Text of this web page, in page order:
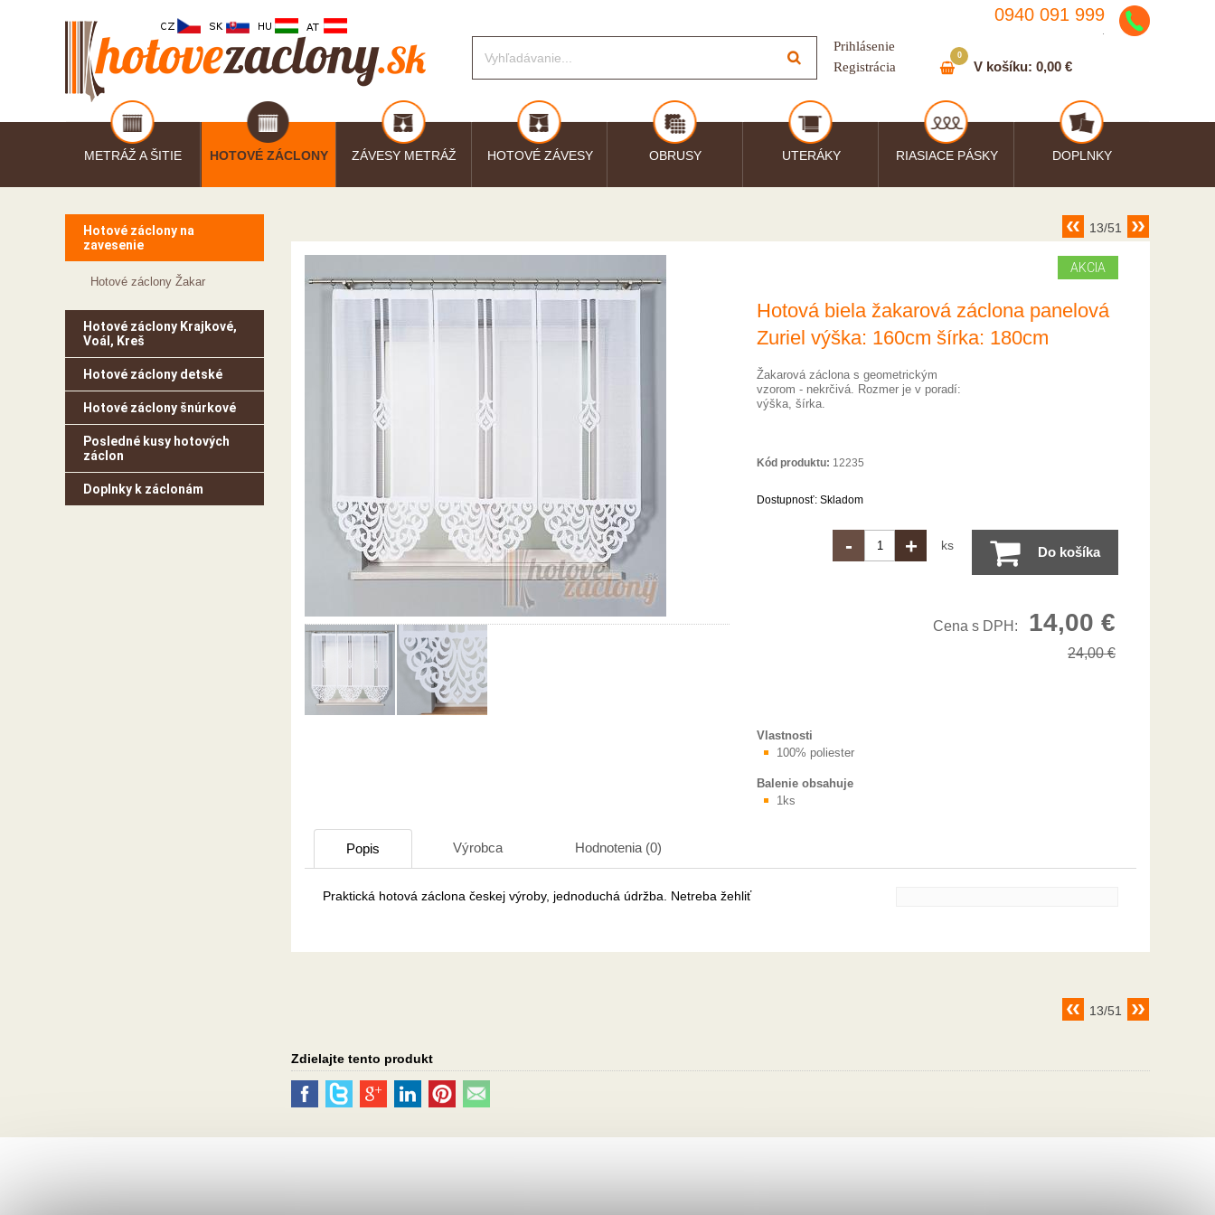
0940 091 999
Prihlásenie
Registrácia
V košíku: 0,00 €
0
METRÁŽ A ŠITIE HOTOVÉ ZÁCLONY ZÁVESY METRÁŽ HOTOVÉ ZÁVESY OBRUSY UTERÁKY RIASIACE PÁSKY DOPLNKY
Hotové záclony na
zavesenie
Hotové záclony Žakar
Hotové záclony Krajkové,
Voál, Kreš
Hotové záclony detské
Hotové záclony šnúrkové
Posledné kusy hotových
záclon
Doplnky k záclonám
13/51
AKCIA
Hotová biela žakarová záclona panelová
Zuriel výška: 160cm šírka: 180cm
Žakarová záclona s geometrickým
vzorom - nekrčivá. Rozmer je v poradí:
výška, šírka.
Kód produktu: 12235
Dostupnosť: Skladom
- + ks Do košíka
Cena s DPH: 14,00 €
24,00€
Vlastnosti
100% poliester
Balenie obsahuje
1ks
Popis Výrobca Hodnotenia (0)
Praktická hotová záclona českej výroby, jednoduchá údržba. Netreba žehliť
13/51
Zdielajte tento produkt